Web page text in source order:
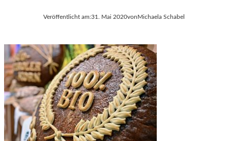
Veröffentlicht am:31. Mai 2020vonMichaela Schabel